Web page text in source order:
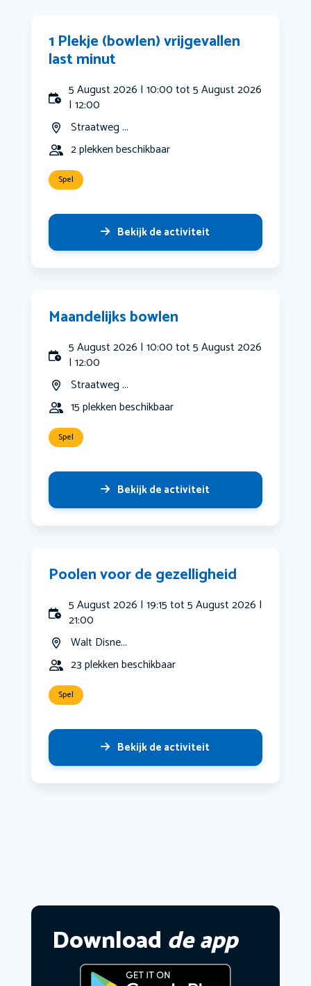
1 Plekje (bowlen) vrijgevallen
last minut
5 August 2026 | 10:00 tot 5 August 2026
| 12:00
Straatweg ...
2 plekken beschikbaar
Spel
Bekijk de activiteit
Maandelijks bowlen
5 August 2026 | 10:00 tot 5 August 2026
| 12:00
Straatweg ...
15 plekken beschikbaar
Spel
Bekijk de activiteit
Poolen voor de gezelligheid
5 August 2026 | 19:15 tot 5 August 2026 |
21:00
Walt Disne...
23 plekken beschikbaar
Spel
Bekijk de activiteit
Download de app